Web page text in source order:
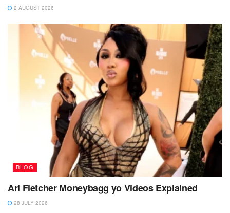
2 AUGUST 2026
BLOG
Ari Fletcher Moneybagg yo Videos Explained
28 JULY 2026